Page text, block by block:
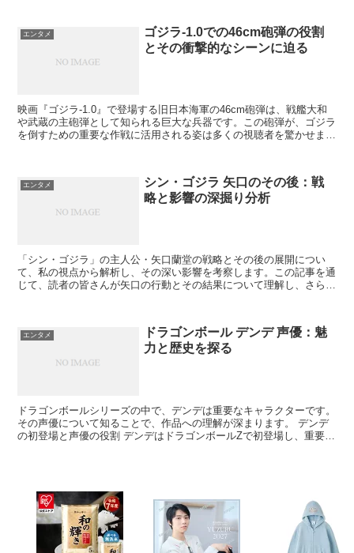
エンタメ
ゴジラ-1.0での46cm砲弾の役割
とその衝撃的なシーンに迫る
映画『ゴジラ-1.0』で登場する旧日本海軍の46cm砲弾は、戦艦大和
や武蔵の主砲弾として知られる巨大な兵器です。この砲弾が、ゴジラ
を倒すための重要な作戦に活用される姿は多くの視聴者を驚かせまし
エンタメ
シン・ゴジラ 矢口のその後：戦
略と影響の深掘り分析
「シン・ゴジラ」の主人公・矢口蘭堂の戦略とその後の展開につい
て、私の視点から解析し、その深い影響を考察します。この記事を通
じて、読者の皆さんが矢口の行動とその結果について理解し、さらに
エンタメ
ドラゴンボール デンデ 声優：魅
力と歴史を探る
ドラゴンボールシリーズの中で、デンデは重要なキャラクターです。
その声優について知ることで、作品への理解が深まります。 デンデ
の初登場と声優の役割 デンデはドラゴンボールZで初登場し、重要な